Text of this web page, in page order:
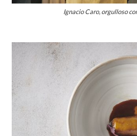
Ignacio Caro, orgulloso